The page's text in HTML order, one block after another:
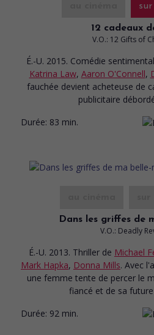
12 cadeaux
V.O.: 12 Gifts of
É.-U. 2015. Comédie
Katrina Law, Aaron O'Connell,
fauchée devient acheteuse de
publicitaire
Durée: 83 min.
Dans les griffes de
V.O.: Deadly
É.-U. 2013. Thriller de Michael
Mark Hapka, Donna Mills. Avec
une femme tente de percer le
fiancé et de sa
Durée: 92 min.